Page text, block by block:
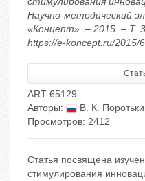
Научно-методический
«Концепт». – 2015. – Т.
https://e-koncept.ru/2015/
ART 65129
Авторы:
В. К.
Просмотров: 2412
Статья посвящена
стимулирования